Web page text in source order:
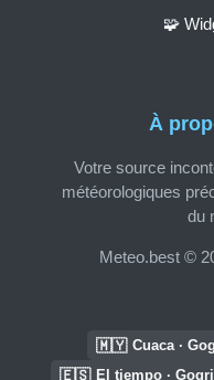
À
Votre source
météorologiques
du
Meteo.best ©
🧩
🇲🇾 Cuaca ·
🇪🇸 El tiempo ·